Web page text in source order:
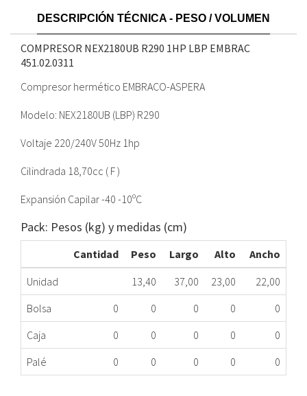
DESCRIPCIÓN TÉCNICA - PESO / VOLUMEN
COMPRESOR NEX2180UB R290 1HP LBP EMBRAC
451.02.0311
Compresor hermético EMBRACO-ASPERA
Modelo: NEX2180UB (LBP) R290
Voltaje 220/240V 50Hz 1hp
Cilindrada 18,70cc ( F )
Expansión Capilar -40 -10ºC
Pack: Pesos (kg) y medidas (cm)
Cantidad Peso Largo Alto
Ancho
Unidad
13,40 37,00 23,00
22,00
Bolsa
0 0 0 0
0
Caja
0 0 0 0
0
Palé
0 0 0 0 0